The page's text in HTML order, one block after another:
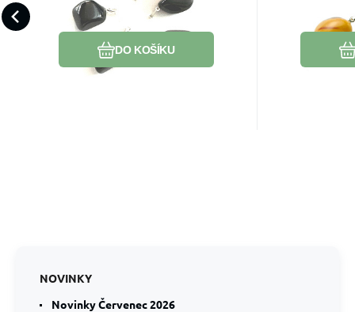
DO KOŠÍKU
Oblíbený
Porovnat
ti klid i
NOVINKY
Novinky Červenec 2026